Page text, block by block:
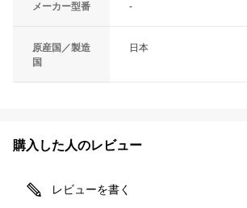
メーカー型番 -
原産国／製造
国
日本
購入した人のレビュー
レビューを書く